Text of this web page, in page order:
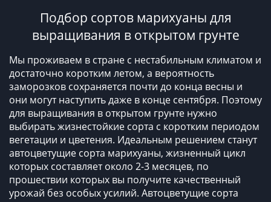
Подбор сортов марихуаны для
выращивания в открытом грунте
Мы проживаем в стране с нестабильным климатом и
достаточно коротким летом, а вероятность
заморозков сохраняется почти до конца весны и
они могут наступить даже в конце сентября. Поэтому
для выращивания в открытом грунте нужно
выбирать жизнестойкие сорта с коротким периодом
вегетации и цветения. Идеальным решением станут
автоцветущие сорта марихуаны, жизненный цикл
которых составляет около 2-3 месяцев, по
прошествии которых вы получите качественный
урожай без особых усилий. Автоцветущие сорта